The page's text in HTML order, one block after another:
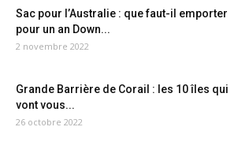
Sac pour l’Australie : que faut-il emporter
pour un an Down...
2 novembre 2022
Grande Barrière de Corail : les 10 îles qui
vont vous...
26 octobre 2022